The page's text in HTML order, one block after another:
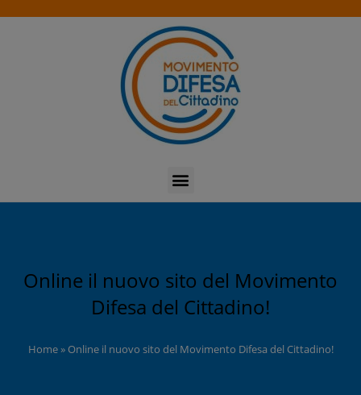
Online il nuovo sito del Movimento
Difesa del Cittadino!
Home»Online il nuovo sito del Movimento Difesa del Cittadino!